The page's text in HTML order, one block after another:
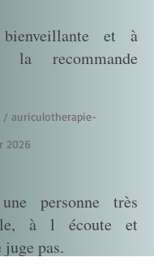
et à
la recommande
/ auriculotherapie-
2026
personne très
à l écoute et
pas.